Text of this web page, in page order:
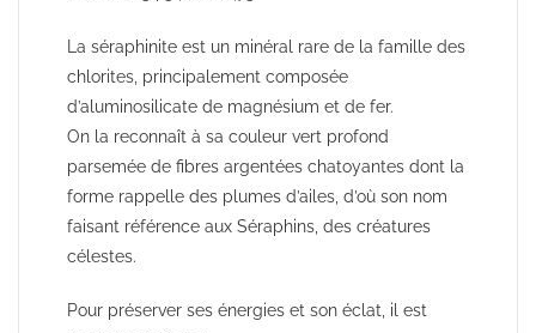
La séraphinite est un minéral rare de la famille des
chlorites, principalement composée
d’aluminosilicate de magnésium et de fer.
On la reconnaît à sa couleur vert profond
parsemée de fibres argentées chatoyantes dont la
forme rappelle des plumes d’ailes, d’où son nom
faisant référence aux Séraphins, des créatures
célestes.
Pour préserver ses énergies et son éclat, il est